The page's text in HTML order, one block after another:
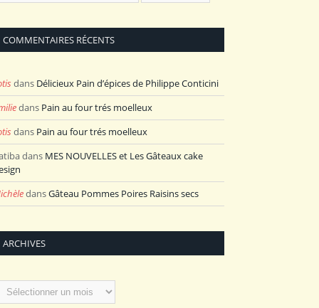
COMMENTAIRES RÉCENTS
dans Délicieux Pain d’épices de Philippe Conticini
dans Pain au four trés moelleux
dans Pain au four trés moelleux
dans MES NOUVELLES et Les Gâteaux cake
dansGâteau Pommes Poires Raisins secs
ARCHIVES